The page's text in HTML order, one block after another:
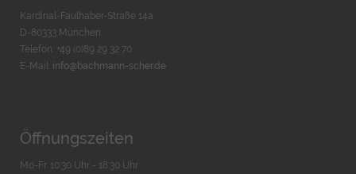
Kardinal-Faulhaber-Straße 14a
D-80333 München
Telefon: +49 (0)89 29 32 70
E-Mail: info@bachmann-scher.de
Öffnungszeiten
Mo-Fr. 10:30 Uhr - 18:30 Uhr